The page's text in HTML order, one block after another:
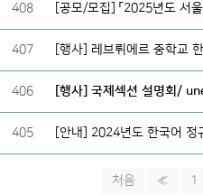
408 [공모/모집] 「2025년도 서
407
406
405
처음 « 1